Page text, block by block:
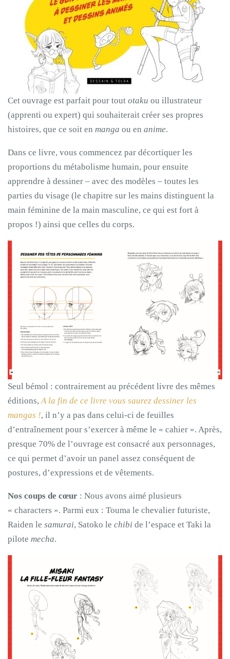
Cet ouvrage est parfait pour tout otaku ou illustrateur
(apprenti ou expert) qui souhaiterait créer ses propres
histoires, que ce soit en manga ou en anime.
Dans ce livre, vous commencez par décortiquer les
proportions du métabolisme humain, pour ensuite
apprendre à dessiner – avec des modèles – toutes les
parties du visage (le chapitre sur les mains distinguent la
main féminine de la main masculine, ce qui est fort à
propos !) ainsi que celles du corps.
Seul bémol : contrairement au précédent livre des mêmes
éditions,A la fin de ce livre vous saurez dessiner les
mangas !, il n’y a pas dans celui-ci de feuilles
d’entraînement pour s’exercer à même le « cahier ». Après,
presque 70% de l’ouvrage est consacré aux personnages,
ce qui permet d’avoir un panel assez conséquent de
postures, d’expressions et de vêtements.
Nos coups de cœur : Nous avons aimé plusieurs
« characters ». Parmi eux : Touma le chevalier futuriste,
Raiden le samurai, Satoko le chibi de l’espace et Taki la
pilote mecha.